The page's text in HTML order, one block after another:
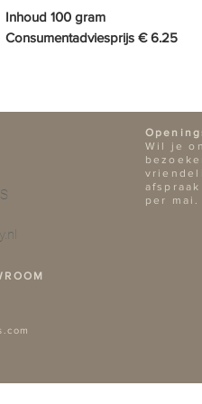
Inhoud 100 gram
Consumentadviesprijs € 6.25
Wil je
per mai.